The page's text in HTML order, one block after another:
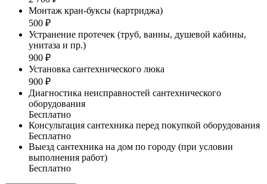
Монтаж кран-буксы (картриджа)
500 ₽
Устранение протечек (труб, ванны, душевой кабины,
унитаза и пр.)
900 ₽
Установка сантехнического люка
900 ₽
Диагностика неисправностей сантехнического
оборудования
Бесплатно
Консультация сантехника перед покупкой оборудования
Бесплатно
Выезд сантехника на дом по городу (при условии
выполнения работ)
Бесплатно